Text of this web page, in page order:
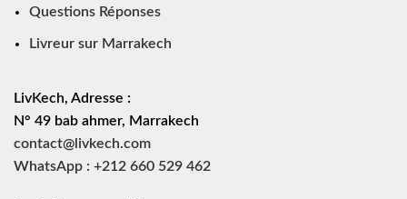
Questions Réponses
Livreur sur Marrakech
LivKech, Adresse :
N° 49 bab ahmer, Marrakech
contact@livkech.com
WhatsApp : +212 660 529 462